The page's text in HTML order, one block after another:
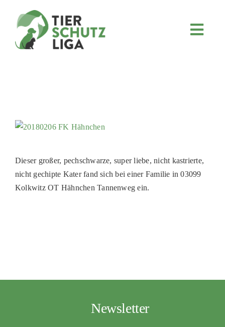
KOOPERATIONEN
4KIDS
RATGEBER
Dieser großer, pechschwarze, super liebe, nicht kastrierte,
nicht gechipte Kater fand sich bei einer Familie in 03099
Kolkwitz OT Hähnchen Tannenweg ein.
Newsletter